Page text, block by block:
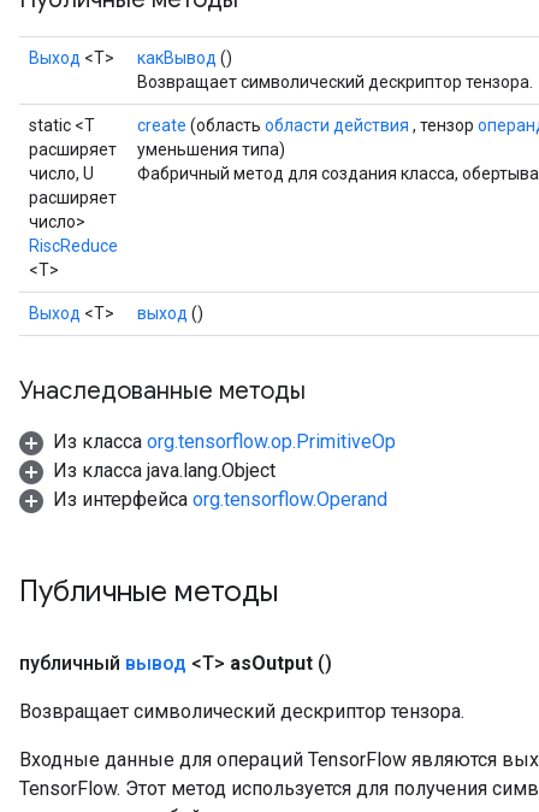
Выход <Т> какВывод ()
Возвращает символический дескриптор тензора.
static <T
расширяет
число, U
расширяет
число>
RiscReduce
<T>
create (область области действия , тензор
уменьшения типа)
Фабричный метод для создания класса,
Выход <Т> выход ()
Унаследованные методы
Из класса org.tensorflow.op.PrimitiveOp
Из класса java.lang.Object
Из интерфейса org.tensorflow.Operand
Публичные методы
публичный вывод <T> asOutput ()
Возвращает символический дескриптор тензора.
Входные данные для операций TensorFlow являются
TensorFlow. Этот метод используется для получения